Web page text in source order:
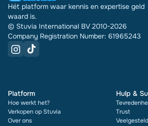
Hét platform waar kennis en expertise geld
waard is.
© Stuvia International BV 2010-2026
Company Registration Number: 61965243
Platform
Hoe werkt het?
Verkopen op Stuvia
Over ons
Hulp &
Trust